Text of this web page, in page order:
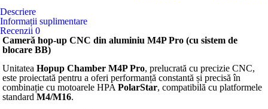
Descriere
Informații suplimentare
Recenzii 0
Cameră hop-up CNC din aluminiu M4P Pro (cu sistem de
blocare BB)
UnitateaHopup Chamber M4P Pro, prelucrată cu precizie CNC,
este proiectată pentru a oferi performanță constantă și precisă în
combinație cu motoarele HPAPolarStar, compatibilă cu platformele
standardM4/M16.